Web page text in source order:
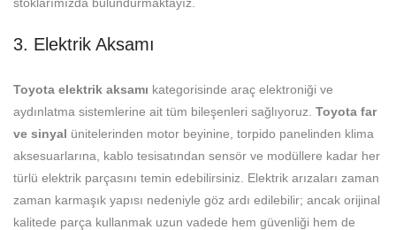
3. Elektrik Aksamı
Toyota elektrik aksamı kategorisinde araç elektroniği ve
aydınlatma sistemlerine ait tüm bileşenleri sağlıyoruz. Toyota far
ve sinyal ünitelerinden motor beyinine, torpido panelinden klima
aksesuarlarına, kablo tesisatından sensör ve modüllere kadar her
türlü elektrik parçasını temin edebilirsiniz. Elektrik arızaları zaman
zaman karmaşık yapısı nedeniyle göz ardı edilebilir; ancak orijinal
kalitede parça kullanmak uzun vadede hem güvenliği hem de